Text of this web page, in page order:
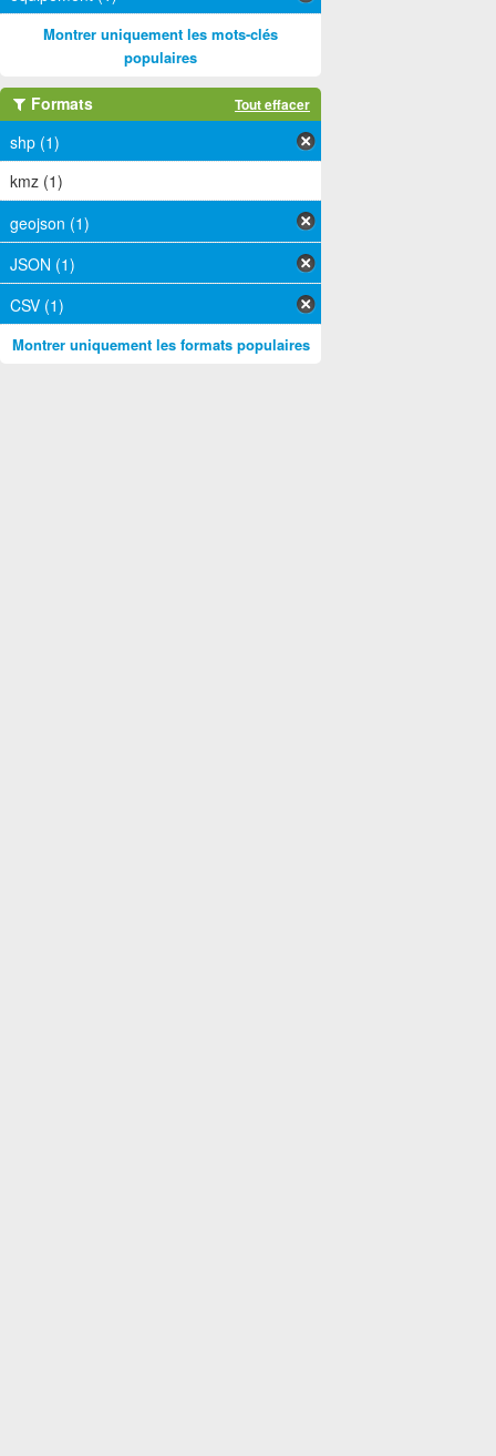
Montrer uniquement les mots-clés
populaires
Formats Tout effacer
shp (1)
kmz (1)
geojson (1)
JSON (1)
CSV (1)
Montrer uniquement les formats populaires